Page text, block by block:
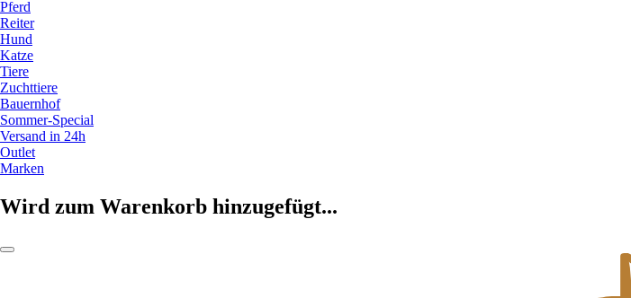
Pferd
Reiter
Hund
Katze
Tiere
Zuchttiere
Bauernhof
Sommer-Special
Versand in 24h
Outlet
Marken
Wird zum Warenkorb hinzugefügt...